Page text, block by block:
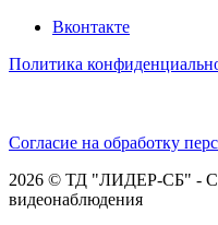
Вконтакте
Политика
Согласие на обработку
2026 © ТД "ЛИДЕР-СБ" -
видеонаблюдения